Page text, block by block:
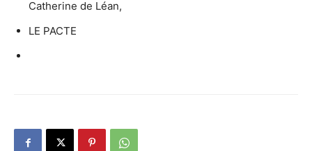
Catherine de Léan,
LE PACTE